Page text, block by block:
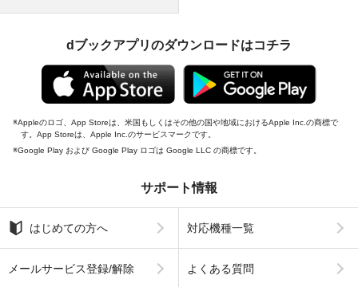
dブックアプリのダウンロードはコチラ
Appleのロゴ、App Storeは、米国もしくはその他の国や地域におけるApple Inc.の商標で
す。App Storeは、Apple Inc.のサービスマークです。
Google Play および Google Play ロゴは Google LLC の商標です。
サポート情報
はじめての方へ 対応機種一覧
メールサービス登録/解除 よくある質問